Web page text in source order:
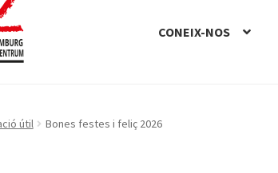
CONEIX-NOS
útil Bones festes i feliç 2026